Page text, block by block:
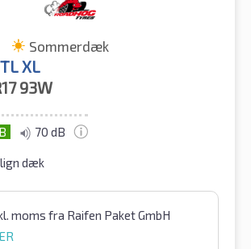
Sommerdæk
XL
93W
B 70 dB
dæk
moms fra Raifen Paket GmbH